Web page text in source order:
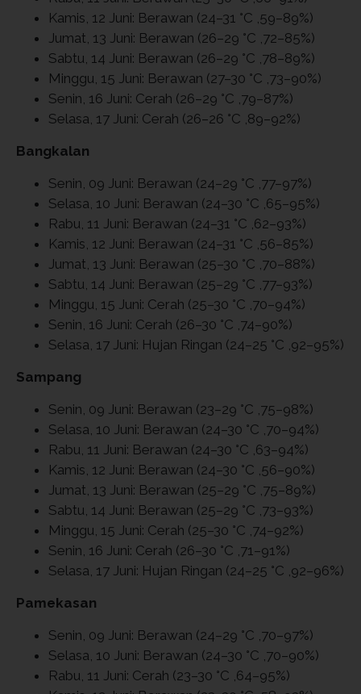
Kamis, 12 Juni: Berawan (24–31 °C ,59–89%)
Jumat, 13 Juni: Berawan (26–29 °C ,72–85%)
Sabtu, 14 Juni: Berawan (26–29 °C ,78–89%)
Minggu, 15 Juni: Berawan (27–30 °C ,73–90%)
Senin, 16 Juni: Cerah (26–29 °C ,79–87%)
Selasa, 17 Juni: Cerah (26–26 °C ,89–92%)
Bangkalan
Senin, 09 Juni: Berawan (24–29 °C ,77–97%)
Selasa, 10 Juni: Berawan (24–30 °C ,65–95%)
Rabu, 11 Juni: Berawan (24–31 °C ,62–93%)
Kamis, 12 Juni: Berawan (24–31 °C ,56–85%)
Jumat, 13 Juni: Berawan (25–30 °C ,70–88%)
Sabtu, 14 Juni: Berawan (25–29 °C ,77–93%)
Minggu, 15 Juni: Cerah (25–30 °C ,70–94%)
Senin, 16 Juni: Cerah (26–30 °C ,74–90%)
Selasa, 17 Juni: Hujan Ringan (24–25 °C ,92–95%)
Sampang
Senin, 09 Juni: Berawan (23–29 °C ,75–98%)
Selasa, 10 Juni: Berawan (24–30 °C ,70–94%)
Rabu, 11 Juni: Berawan (24–30 °C ,63–94%)
Kamis, 12 Juni: Berawan (24–30 °C ,56–90%)
Jumat, 13 Juni: Berawan (25–29 °C ,75–89%)
Sabtu, 14 Juni: Berawan (25–29 °C ,73–93%)
Minggu, 15 Juni: Cerah (25–30 °C ,74–92%)
Senin, 16 Juni: Cerah (26–30 °C ,71–91%)
Selasa, 17 Juni: Hujan Ringan (24–25 °C ,92–96%)
Pamekasan
Senin, 09 Juni: Berawan (24–29 °C ,70–97%)
Selasa, 10 Juni: Berawan (24–30 °C ,70–90%)
Rabu, 11 Juni: Cerah (23–30 °C ,64–95%)